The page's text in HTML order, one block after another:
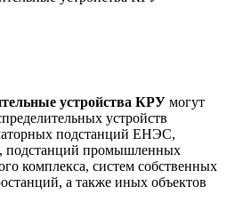
устройства КРУ могут
устройств
подстанций ЕНЭС,
подстанций промышленных
комплекса, систем собственных
а также иных объектов